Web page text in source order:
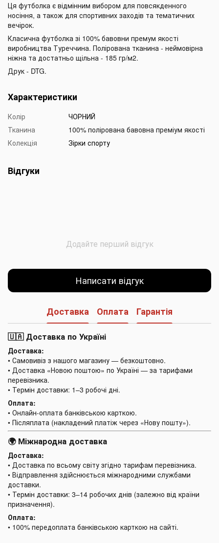
Ця футболка є відмінним вибором для повсякденного
носіння, а також для спортивних заходів та тематичних
вечірок.
Класична футболка зі 100% бавовни премум якості
виробництва Туреччина. Полірована тканина - неймовірна
ніжна та достатньо щільна - 185 гр/м2.
Друк - DTG.
Характеристики
Колір
ЧОРНИЙ
Тканина
100% полірована бавовна преміум якості
Колекція
Зірки спорту
Відгуки
Додайте перший відгук
Написати відгук
Доставка Оплата Гарантія
🇺🇦 Доставка по Україні
Доставка:
• Самовивіз з нашого магазину — безкоштовно.
• Доставка «Новою поштою» по Україні — за тарифами
перевізника.
• Термін доставки: 1–3 робочі дні.
Оплата:
• Онлайн-оплата банківською карткою.
• Післяплата (накладений платіж через «Нову пошту»).
🌍 Міжнародна доставка
Доставка:
• Доставка по всьому світу згідно тарифам перевізника.
• Відправлення здійснюється міжнародними службами
доставки.
• Термін доставки: 3–14 робочих днів (залежно від країни
призначення).
Оплата:
• 100% передоплата банківською карткою на сайті.